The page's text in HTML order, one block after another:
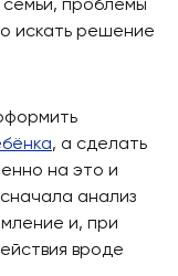
семьи, проблемы
искать решение
, а сделать
на это и
анализ
и, при
вроде